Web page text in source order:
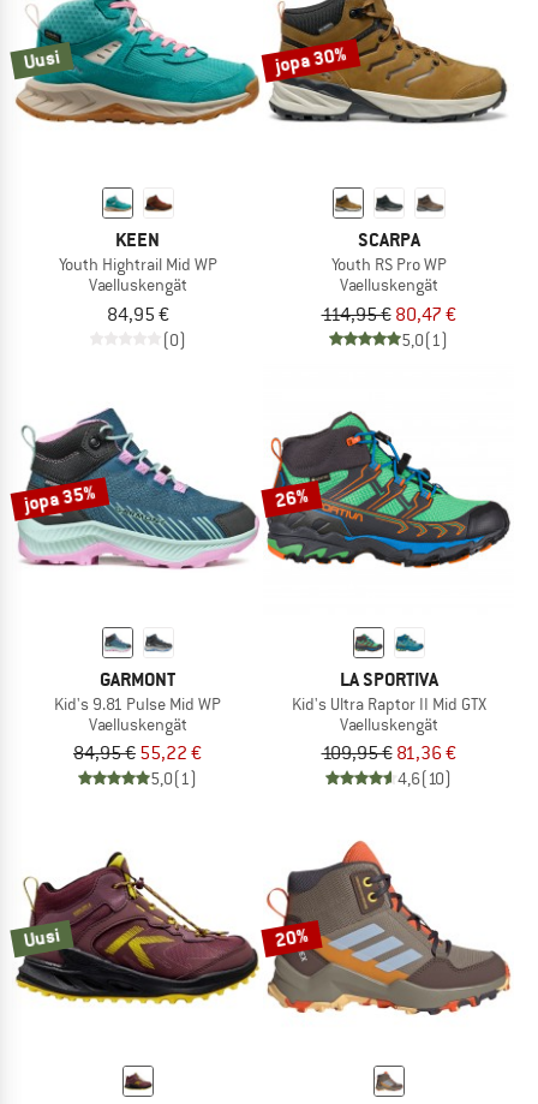
Uusi
KEEN
Youth Hightrail Mid WP
Vaelluskengät
84,95 €
(0)
jopa 30%
SCARPA
Youth RS Pro WP
Vaelluskengät
114,95 € 80,47 €
5,0(1)
jopa 35%
GARMONT
Kid's 9.81 Pulse Mid WP
Vaelluskengät
84,95 € 55,22 €
5,0(1)
26%
LA SPORTIVA
Kid's Ultra Raptor II Mid GTX
Vaelluskengät
109,95 € 81,36 €
4,6(10)
Uusi 20%